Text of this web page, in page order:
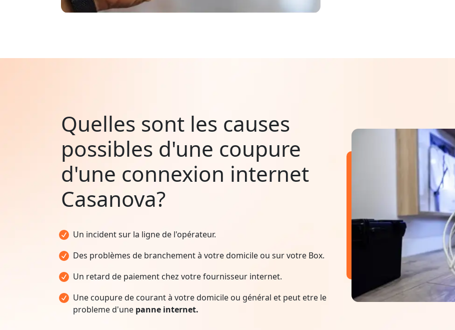
Quelles sont les causes
possibles d'une coupure
d'une connexion internet
Casanova?
Un incident sur la ligne de l'opérateur.
Des problèmes de branchement à votre domicile ou sur votre Box.
Un retard de paiement chez votre fournisseur internet.
Une coupure de courant à votre domicile ou général et peut etre le
probleme d'une panne internet.